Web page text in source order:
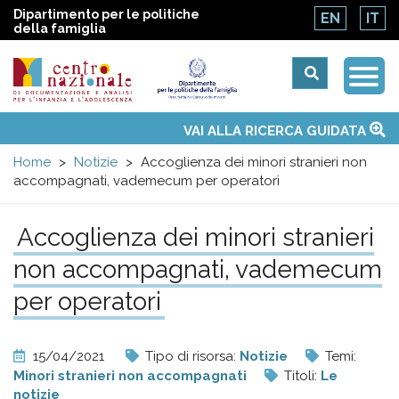
Dipartimento per le politiche
della famiglia
EN IT
Centro
nazionale
di
Documentazione
e
analisi
menu
Temi
Attività
Convenzione ONUVAI ALLA RICERCA GUIDATA
Home
Notizie
Accoglienza dei minori stranieri non
accompagnati, vademecum per operatori
Accoglienza dei minori stranieri
non accompagnati, vademecum
per operatori
15/04/2021 Tipo di risorsa: Notizie
Temi:
Minori stranieri non accompagnati
Titoli: Le
notizie